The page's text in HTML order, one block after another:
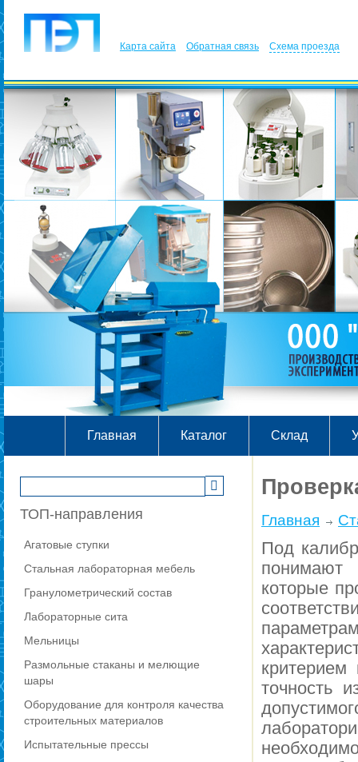
Карта сайта Обратная связь Схема проезда
Главная Каталог Склад
ТОП-направления
Агатовые ступки
Стальная лабораторная мебель
Гранулометрический состав
Лабораторные сита
Мельницы
Размольные стаканы и мелющие
шары
Оборудование для контроля качества
строительных материалов
Испытательные прессы
Главная
Под
понимают
которые
критерием
точность